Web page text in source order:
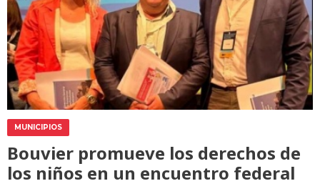
MUNICIPIOS
Bouvier promueve los derechos de
los niños en un encuentro federal